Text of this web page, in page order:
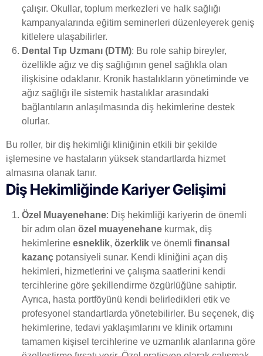
çalışır. Okullar, toplum merkezleri ve halk sağlığı
kampanyalarında eğitim seminerleri düzenleyerek geniş
kitlelere ulaşabilirler.
Dental Tıp Uzmanı (DTM): Bu role sahip bireyler,
özellikle ağız ve diş sağlığının genel sağlıkla olan
ilişkisine odaklanır. Kronik hastalıkların yönetiminde ve
ağız sağlığı ile sistemik hastalıklar arasındaki
bağlantıların anlaşılmasında diş hekimlerine destek
olurlar.
Bu roller, bir diş hekimliği kliniğinin etkili bir şekilde
işlemesine ve hastaların yüksek standartlarda hizmet
almasına olanak tanır.
Diş Hekimliğinde Kariyer Gelişimi
Özel Muayenehane: Diş hekimliği kariyerin de önemli
bir adım olanözel muayenehane kurmak, diş
hekimlerineesneklik,özerklik ve önemlifinansal
kazanç potansiyeli sunar. Kendi kliniğini açan diş
hekimleri, hizmetlerini ve çalışma saatlerini kendi
tercihlerine göre şekillendirme özgürlüğüne sahiptir.
Ayrıca, hasta portföyünü kendi belirledikleri etik ve
profesyonel standartlarda yönetebilirler. Bu seçenek, diş
hekimlerine, tedavi yaklaşımlarını ve klinik ortamını
tamamen kişisel tercihlerine ve uzmanlık alanlarına göre